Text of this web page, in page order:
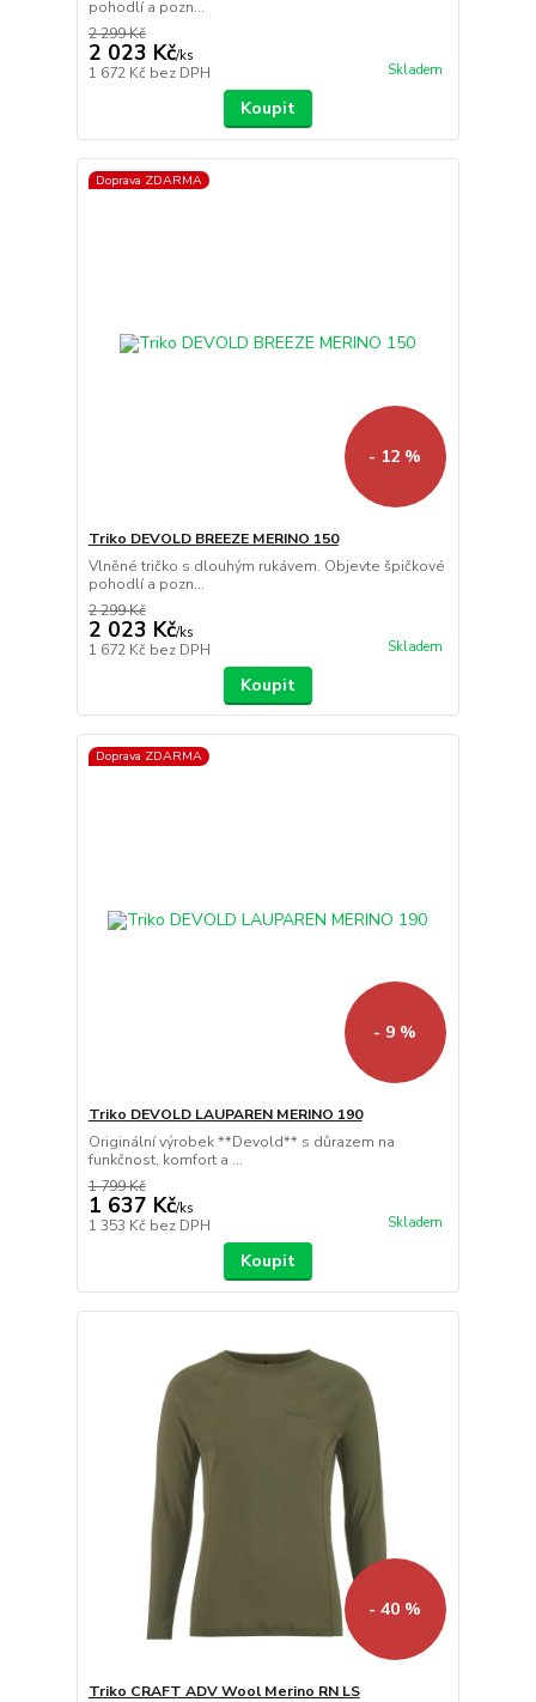
pohodlí a pozn...
2 299 Kč
2 023 Kč/ks
1 672 Kč bez DPH Skladem
Koupit
Doprava ZDARMA
- 12 %
Triko DEVOLD BREEZE MERINO 150
Vlněné tričko s dlouhým rukávem. Objevte špičkové
pohodlí a pozn...
2 299 Kč
2 023 Kč/ks
1 672 Kč bez DPH Skladem
Koupit
Doprava ZDARMA
- 9 %
Triko DEVOLD LAUPAREN MERINO 190
Originální výrobek **Devold** s důrazem na
funkčnost, komfort a ...
1 799 Kč
1 637 Kč/ks
1 353 Kč bez DPH Skladem
Koupit
- 40 %
Triko CRAFT ADV Wool Merino RN LS